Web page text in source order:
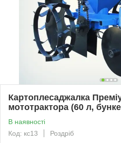
Картоплесаджалка
мототрактора (60 л,
В наявності
Код: кс13
Роздріб